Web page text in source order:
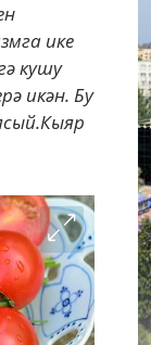
ике
кушу
икән. Бу